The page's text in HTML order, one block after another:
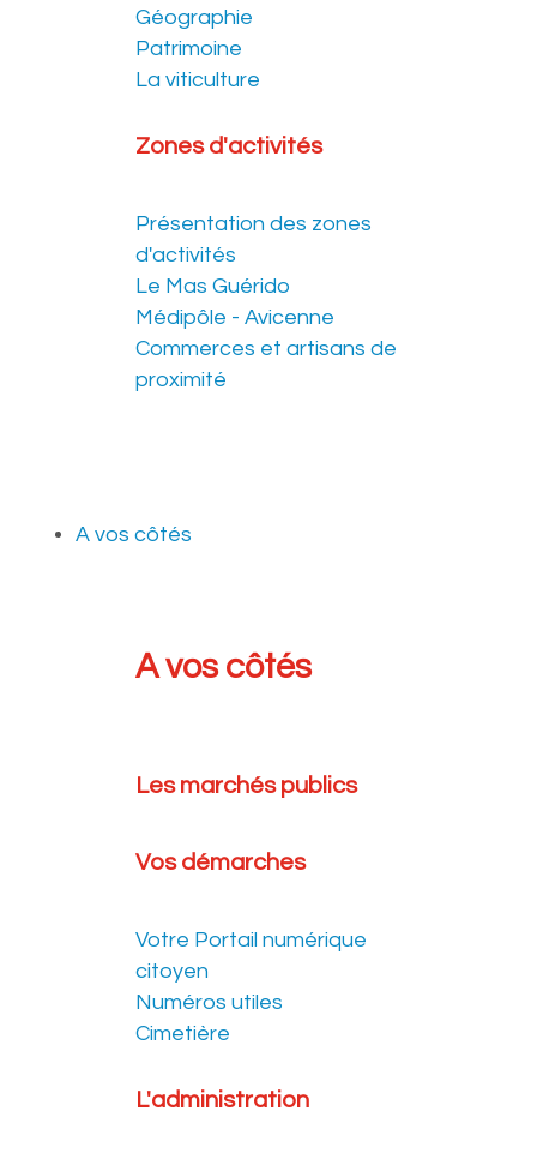
Géographie
Patrimoine
La viticulture
Zones d'activités
Présentation des zones
d'activités
Le Mas Guérido
Médipôle - Avicenne
Commerces et artisans de
proximité
A vos côtés
A vos côtés
Les marchés publics
Vos démarches
Votre Portail numérique
citoyen
Numéros utiles
Cimetière
L'administration